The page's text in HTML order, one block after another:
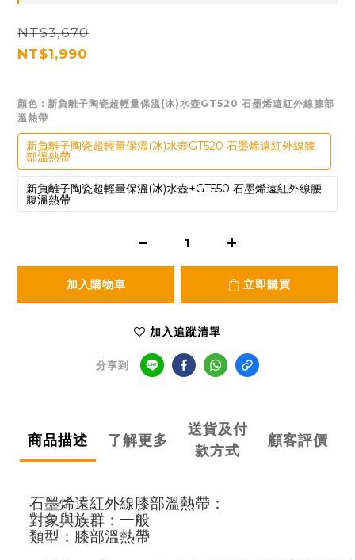
NT$3,670
NT$1,990
顏色 : 新負離子陶瓷超輕量保溫(冰)水壺GT520 石墨烯遠紅外線膝部
溫熱帶
新負離子陶瓷超輕量保溫(冰)水壺GT520 石墨烯遠紅外線膝
部溫熱帶
新負離子陶瓷超輕量保溫(冰)水壺+GT550 石墨烯遠紅外線腰
腹溫熱帶
加入購物車 立即購買
加入追蹤清單
分享到
商品描述 了解更多
送貨及付
款方式
顧客評價
石墨烯遠紅外線膝部溫熱帶：
對象與族群：一般
類型：膝部溫熱帶